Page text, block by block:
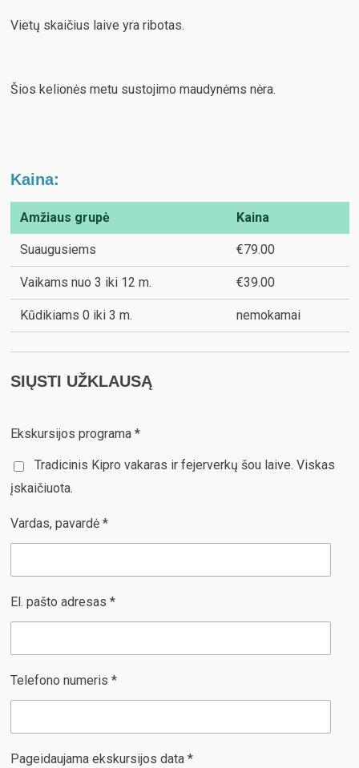
Vietų skaičius laive yra ribotas.
Šios kelionės metu sustojimo maudynėms nėra.
Kaina:
Amžiaus grupė Kaina
Suaugusiems €79.00
Vaikams nuo 3 iki 12 m. €39.00
Kūdikiams 0 iki 3 m. nemokamai
SIŲSTI UŽKLAUSĄ
Ekskursijos programa *
Tradicinis Kipro vakaras ir fejerverkų šou laive. Viskas
įskaičiuota.
Vardas, pavardė *
El. pašto adresas *
Telefono numeris *
Pageidaujama ekskursijos data *